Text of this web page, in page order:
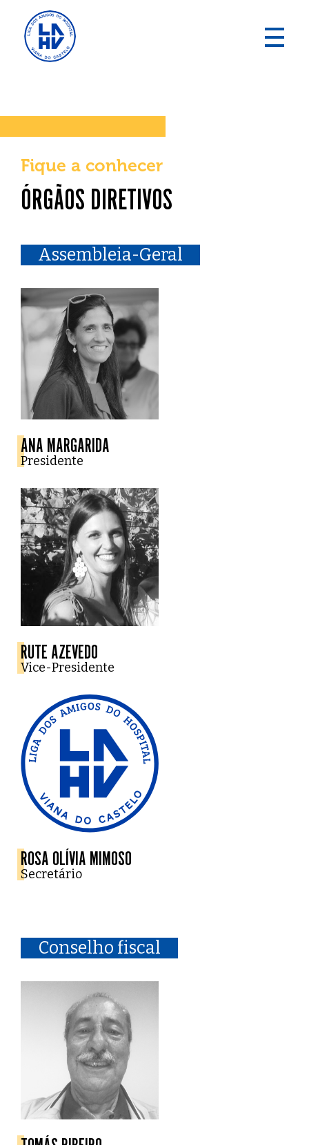
Fique a conhecer
ÓRGÃOS DIRETIVOS
Assembleia-Geral
ANA MARGARIDA
Presidente
RUTE AZEVEDO
Vice-Presidente
ROSA OLÍVIA MIMOSO
Secretário
Conselho fiscal